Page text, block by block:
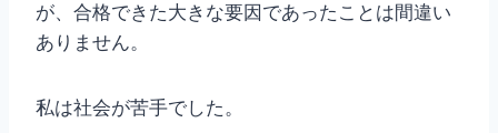
が、合格できた大きな要因であったことは間違い
ありません。
私は社会が苦手でした。